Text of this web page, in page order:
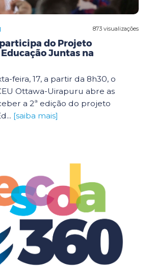
873 visualizações
do Projeto
Juntas na
feira, 17, a partir da 8h30, o
Ottawa-Uirapuru abre as
a 2ª edição do projeto
[saiba mais]